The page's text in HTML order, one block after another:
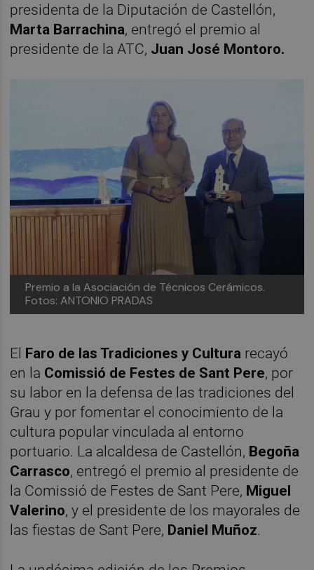
presidenta de la Diputación de Castellón,
Marta Barrachina, entregó el premio al
presidente de la ATC, Juan José Montoro.
Premio a la Asociación de Técnicos Cerámicos.
Fotos: ANTONIO PRADAS
El Faro de las Tradiciones y Cultura recayó
en la Comissió de Festes de Sant Pere, por
su labor en la defensa de las tradiciones del
Grau y por fomentar el conocimiento de la
cultura popular vinculada al entorno
portuario. La alcaldesa de Castellón, Begoña
Carrasco, entregó el premio al presidente de
la Comissió de Festes de Sant Pere, Miguel
Valerino, y el presidente de los mayorales de
las fiestas de Sant Pere, Daniel Muñoz.